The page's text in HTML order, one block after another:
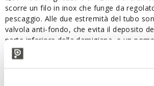
scorre un filo in inox che funge da
pescaggio. Alle due estremità del tubo
valvola anti-fondo, che evita il deposito
parte inferiore della damigiana, e un
collegato al cono di chiusura con
premuto il pomello del travasatore